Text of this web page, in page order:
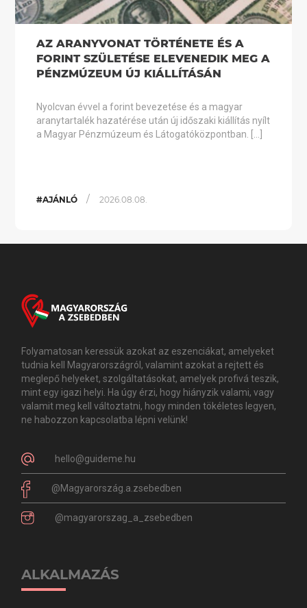
AZ ARANYVONAT TÖRTÉNETE ÉS A
FORINT SZÜLETÉSE ELEVENEDIK MEG A
PÉNZMÚZEUM ÚJ KIÁLLÍTÁSÁN
Nyolcvan évvel a forint bevezetése és a magyar
aranytartalék hazatérése után új időszaki kiállítás nyílt
a Magyar Pénzmúzeum és Látogatóközpontban. […]
#AJÁNLÓ / 2026.08.08.
Folyamatosan keressük azokat az eszenciákat, amelyeket
tudnia kell Magyarországról, valamint azokat a rejtett és
meglepő helyeket, szolgáltatásokat, amelyek profivá teszik,
mint egy igazi helyi. Ha úgy érzi, hogy hiányzik valami, vagy
valamit meg kell változtatni, hogy minden tökéletes legyen,
ne habozzon kapcsolatba lépni velünk!
hello@guideme.hu
@Magyarország.a.zsebedben
@magyarorszag_a_zsebedben
ALKALMAZÁS